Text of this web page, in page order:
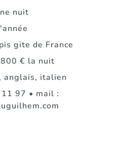
nuit
gite de France
€ la nuit
anglais, italien
97 • mail :